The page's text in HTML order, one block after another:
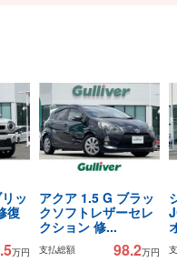
ッ
復
万円
アクア 1.5 G ブラッ
クソフトレザーセレ
クション 修...
支払総額 98.2万円